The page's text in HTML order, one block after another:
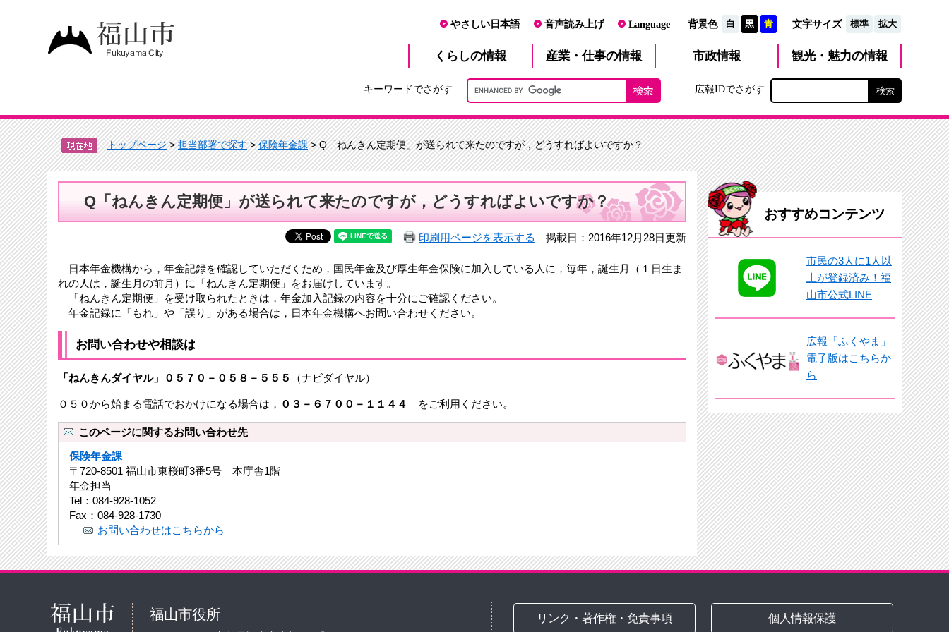
やさしい日本語 音声読み上げ Language 背景色 白 黒 青 文字サイズ 標準 拡大
くらしの情報 産業・仕事の情報 市政情報 観光・魅力の情報
キーワードでさがす 広報IDでさがす
トップページ>担当部署で探す>保険年金課> Q「ねんきん定期便」が送られて来たのですが，どうすればよいですか？
Q「ねんきん定期便」が送られて来たのですが，どうすればよいですか？
印刷用ページを表示する 掲載日：2016年12月28日更新
日本年金機構から，年金記録を確認していただくため，国民年金及び厚生年金保険に加入している人に，毎年，誕生月（１日生ま
れの人は，誕生月の前月）に「ねんきん定期便」をお届けしています。
「ねんきん定期便」を受け取られたときは，年金加入記録の内容を十分にご確認ください。
年金記録に「もれ」や「誤り」がある場合は，日本年金機構へお問い合わせください。
お問い合わせや相談は
「ねんきんダイヤル」０５７０－０５８－５５５ （ナビダイヤル）
０５０から始まる電話でおかけになる場合は， ０３－６７００－１１４４ をご利用ください。
このページに関するお問い合わせ先
保険年金課
〒720-8501 福山市東桜町3番5号 本庁舎1階
年金担当
Tel：084-928-1052
Fax：084-928-1730
お問い合わせはこちらから
おすすめコンテンツ
市民の3人に1人以
上が登録済み！福
山市公式LINE
広報「ふくやま」
電子版はこちらか
ら
福山市役所 リンク・著作権・免責事項 個人情報保護